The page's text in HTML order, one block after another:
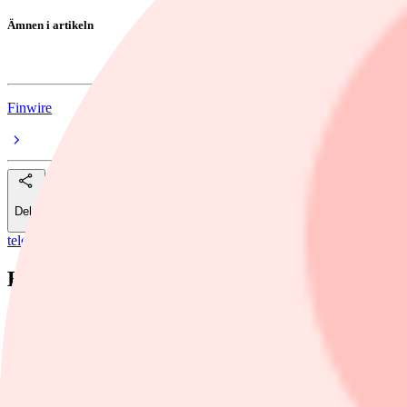
Ämnen i artikeln
Finwire
Dela
telegram
Hexatronic tar in 600 miljoner genom